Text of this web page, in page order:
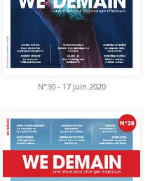
N°30 - 17 juin 2020